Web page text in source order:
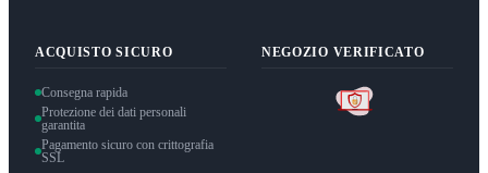
ACQUISTO SICURO
Consegna rapida
Protezione dei dati personali
garantita
Pagamento sicuro con crittografia
SSL
NEGOZIO VERIFICATO